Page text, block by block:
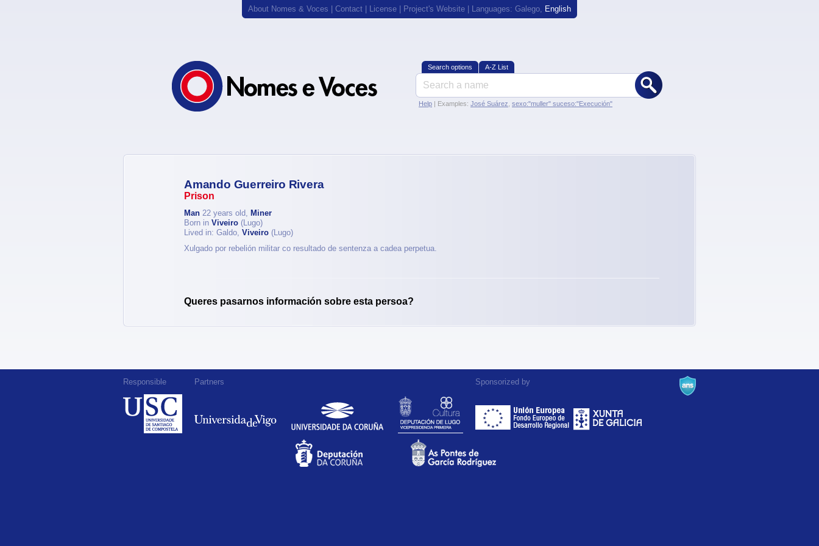
About Nomes & Voces Contact License Project's Website | Languages: Galego, English
Search options A-Z List
Help | Examples: José Suárez sexo:"muller" suceso:"Execución"
Amando Guerreiro Rivera
Prison
Man 22 years old, Miner
Born in Viveiro (Lugo)
Lived in: Galdo, Viveiro (Lugo)
Xulgado por rebelión militar co resultado de sentenza a cadea perpetua.
Queres pasarnos información sobre esta persoa?
Responsible Partners Sponsorized by